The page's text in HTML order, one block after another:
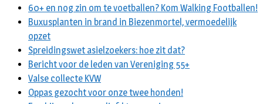
60+ en nog zin om te voetballen? Kom Walking Footballen!
Buxusplanten in brand in Biezenmortel, vermoedelijk
opzet
Spreidingswet asielzoekers: hoe zit dat?
Bericht voor de leden van Vereniging 55+
Valse collecte KVW
Oppas gezocht voor onze twee honden!